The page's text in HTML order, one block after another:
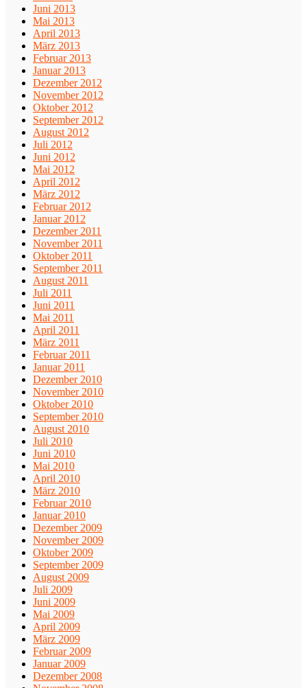
Juni 2013
Mai 2013
April 2013
März 2013
Februar 2013
Januar 2013
Dezember 2012
November 2012
Oktober 2012
September 2012
August 2012
Juli 2012
Juni 2012
Mai 2012
April 2012
März 2012
Februar 2012
Januar 2012
Dezember 2011
November 2011
Oktober 2011
September 2011
August 2011
Juli 2011
Juni 2011
Mai 2011
April 2011
März 2011
Februar 2011
Januar 2011
Dezember 2010
November 2010
Oktober 2010
September 2010
August 2010
Juli 2010
Juni 2010
Mai 2010
April 2010
März 2010
Februar 2010
Januar 2010
Dezember 2009
November 2009
Oktober 2009
September 2009
August 2009
Juli 2009
Juni 2009
Mai 2009
April 2009
März 2009
Februar 2009
Januar 2009
Dezember 2008